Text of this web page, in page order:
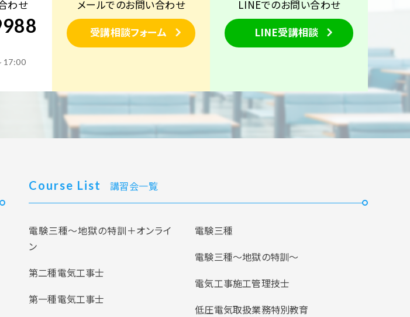
わせ
17:00
メールでのお問い合わせ
受講相談フォーム
LINEでのお問い合わせ
LINE受講相談
Course List 講習会一覧
電験三種～地獄の特訓＋オンライ
ン
第二種電気工事士
第一種電気工事士
電験三種
電験三種〜地獄の特訓〜
電気工事施工管理技士
低圧電気取扱業務特別教育